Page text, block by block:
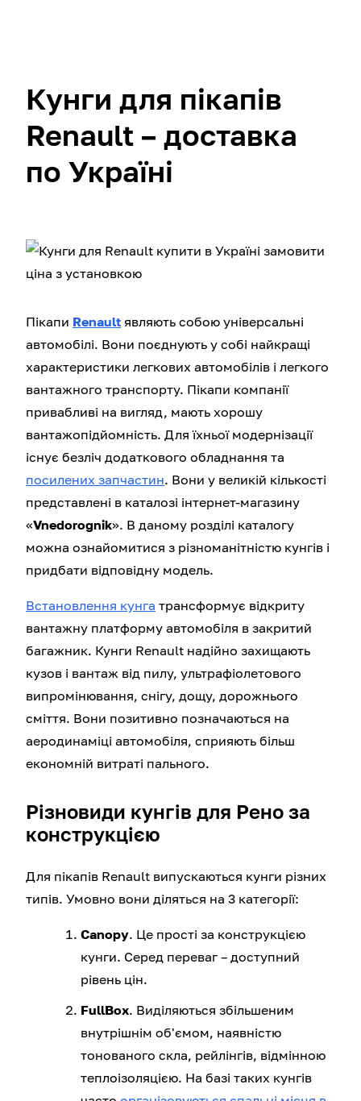
Кунги для пікапів
Renault – доставка
по Україні
Пікапи Renault являють собою універсальні
автомобілі. Вони поєднують у собі найкращі
характеристики легкових автомобілів і легкого
вантажного транспорту. Пікапи компанії
привабливі на вигляд, мають хорошу
вантажопідйомність. Для їхньої модернізації
існує безліч додаткового обладнання та
посилених запчастин. Вони у великій кількості
представлені в каталозі інтернет-магазину
«Vnedorognik». В даному розділі каталогу
можна ознайомитися з різноманітністю кунгів і
придбати відповідну модель.
Встановлення кунга трансформує відкриту
вантажну платформу автомобіля в закритий
багажник. Кунги Renault надійно захищають
кузов і вантаж від пилу, ультрафіолетового
випромінювання, снігу, дощу, дорожнього
сміття. Вони позитивно позначаються на
аеродинаміці автомобіля, сприяють більш
економній витраті пального.
Різновиди кунгів для Рено за
конструкцією
Для пікапів Renault випускаються кунги різних
типів. Умовно вони діляться на 3 категорії:
Canopy. Це прості за конструкцією
кунги. Серед переваг – доступний
рівень цін.
FullBox. Виділяються збільшеним
внутрішнім об'ємом, наявністю
тонованого скла, рейлінгів, відмінною
теплоізоляцією. На базі таких кунгів